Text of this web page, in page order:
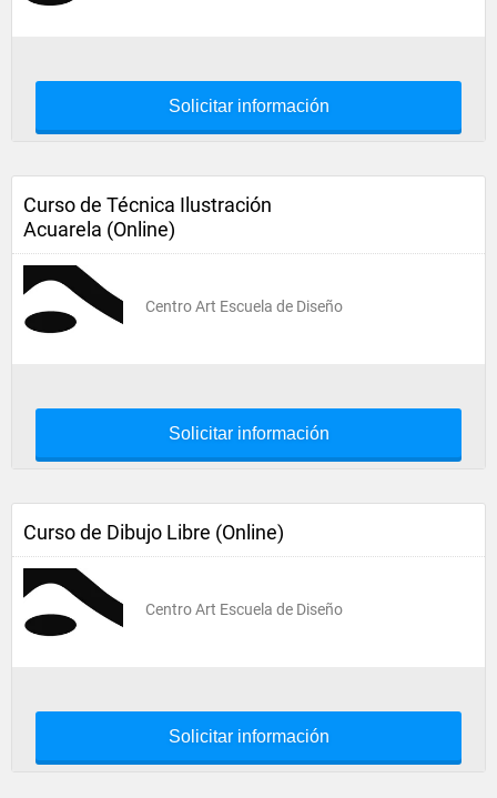
Solicitar información
Curso de Técnica Ilustración
Acuarela (Online)
Centro Art Escuela de Diseño
Solicitar información
Curso de Dibujo Libre (Online)
Centro Art Escuela de Diseño
Solicitar información